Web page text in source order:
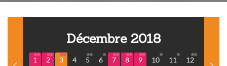
Décembre 2018
1 2 3 4 5 6 7 8 9 10 11
12